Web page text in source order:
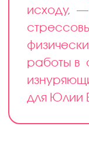
исходу, —
работы в
для Юлии